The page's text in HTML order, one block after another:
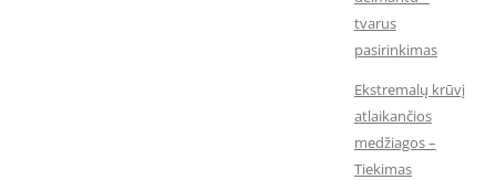
tvarus
pasirinkimas
Ekstremalų krūvį
atlaikančios
medžiagos –
Tiekimas